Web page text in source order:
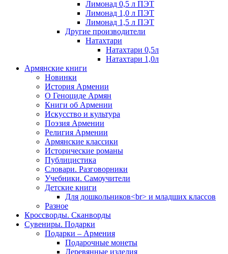
Лимонад 0,5 л ПЭТ
Лимонад 1,0 л ПЭТ
Лимонад 1,5 л ПЭТ
Другие производители
Натахтари
Натахтари 0,5л
Натахтари 1,0л
Армянские книги
Новинки
История Армении
О Геноциде Армян
Книги об Армении
Иcкусство и культура
Поэзия Армении
Религия Армении
Армянские классики
Исторические романы
Публицистика
Словари. Разговорники
Учебники. Самоучители
Детские книги
Для дошкольников<br> и младших классов
Разное
Кроссворды. Сканворды
Сувениры. Подарки
Подарки – Армения
Подарочные монеты
Деревянные изделия